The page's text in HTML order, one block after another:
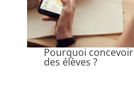
Pourquoi
des élèves ?